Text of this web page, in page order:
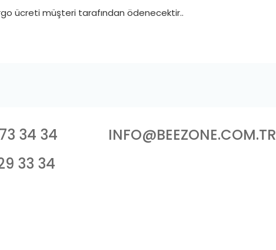
ücreti müşteri tarafından ödenecektir..
34 34
33 34
INFO@BEEZONE.COM.TR